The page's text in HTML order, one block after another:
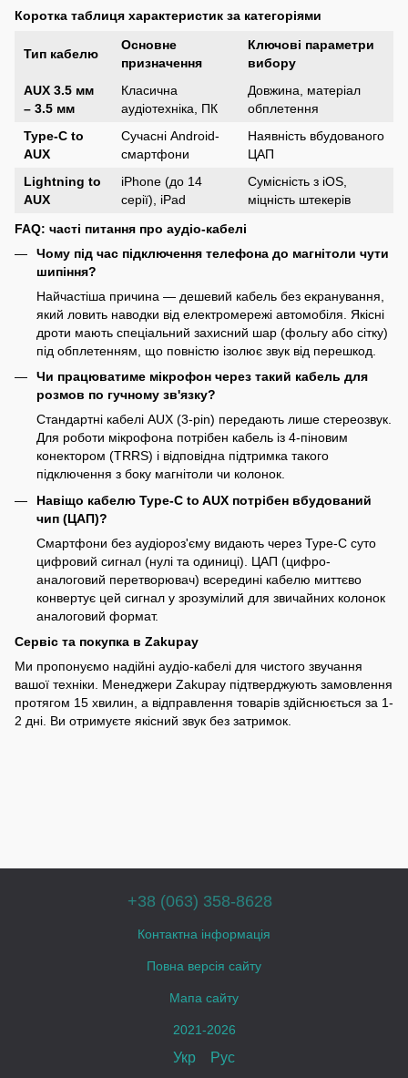
Коротка таблиця характеристик за категоріями
Тип кабелю
Основне
призначення
Ключові параметри
вибору
AUX 3.5 мм
– 3.5 мм
Класична
аудіотехніка, ПК
Довжина, матеріал
обплетення
Type-C to
AUX
Сучасні Android-
смартфони
Наявність вбудованого
ЦАП
Lightning to
AUX
iPhone (до 14
серії), iPad
Сумісність з iOS,
міцність штекерів
FAQ: часті питання про аудіо-кабелі
Чому під час підключення телефона до магнітоли чути
шипіння?
Найчастіша причина — дешевий кабель без екранування,
який ловить наводки від електромережі автомобіля. Якісні
дроти мають спеціальний захисний шар (фольгу або сітку)
під обплетенням, що повністю ізолює звук від перешкод.
Чи працюватиме мікрофон через такий кабель для
розмов по гучному зв'язку?
Стандартні кабелі AUX (3-pin) передають лише стереозвук.
Для роботи мікрофона потрібен кабель із 4-піновим
конектором (TRRS) і відповідна підтримка такого
підключення з боку магнітоли чи колонок.
Навіщо кабелю Type-C to AUX потрібен вбудований
чип (ЦАП)?
Смартфони без аудіороз'єму видають через Type-C суто
цифровий сигнал (нулі та одиниці). ЦАП (цифро-
аналоговий перетворювач) всередині кабелю миттєво
конвертує цей сигнал у зрозумілий для звичайних колонок
аналоговий формат.
Сервіс та покупка в Zakupay
Ми пропонуємо надійні аудіо-кабелі для чистого звучання
вашої техніки. Менеджери Zakupay підтверджують замовлення
протягом 15 хвилин, а відправлення товарів здійснюється за 1-
2 дні. Ви отримуєте якісний звук без затримок.
+38 (063) 358-8628
Контактна інформація
Повна версія сайту
Мапа сайту
2021-2026
Укр Рус